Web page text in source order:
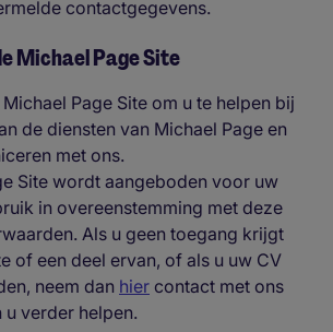
contactgegevens.
Michael Page Site
Page Site om u te helpen bij
de diensten van Michael Page en
met ons.
Site wordt aangeboden voor uw
in overeenstemming met deze
Als u geen toegang krijgt
of een deel ervan, of als u uw CV
neem dan hier contact met ons
verder helpen.